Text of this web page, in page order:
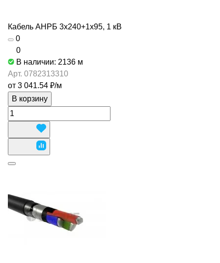
Кабель АНРБ 3х240+1х95, 1 кВ
0
0
В наличии: 2136 м
Арт. 0782313310
от 3 041.54 ₽/м
В корзину